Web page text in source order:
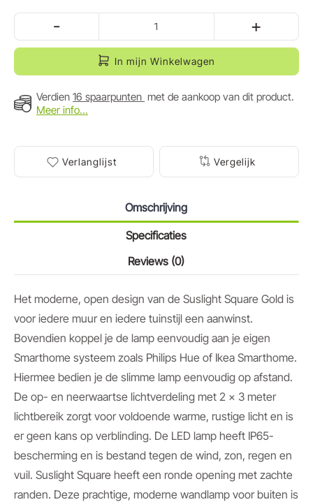
- +
In mijn Winkelwagen
Verdien 16 spaarpunten met de aankoop van dit product.
Meer info...
Verlanglijst Vergelijk
Omschrijving
Specificaties
Reviews (0)
Het moderne, open design van de Suslight Square Gold is
voor iedere muur en iedere tuinstijl een aanwinst.
Bovendien koppel je de lamp eenvoudig aan je eigen
Smarthome systeem zoals Philips Hue of Ikea Smarthome.
Hiermee bedien je de slimme lamp eenvoudig op afstand.
De op- en neerwaartse lichtverdeling met 2 x 3 meter
lichtbereik zorgt voor voldoende warme, rustige licht en is
er geen kans op verblinding. De LED lamp heeft IP65-
bescherming en is bestand tegen de wind, zon, regen en
vuil. Suslight Square heeft een ronde opening met zachte
randen. Deze prachtige, moderne wandlamp voor buiten is